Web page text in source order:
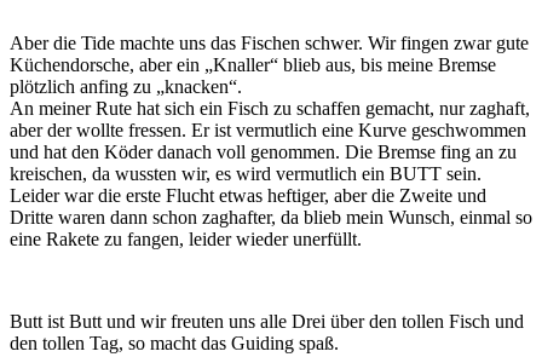
Aber die Tide machte uns das Fischen schwer. Wir fingen zwar gute
Küchendorsche, aber ein „Knaller“ blieb aus, bis meine Bremse
plötzlich anfing zu „knacken“.
An meiner Rute hat sich ein Fisch zu schaffen gemacht, nur zaghaft,
aber der wollte fressen. Er ist vermutlich eine Kurve geschwommen
und hat den Köder danach voll genommen. Die Bremse fing an zu
kreischen, da wussten wir, es wird vermutlich ein BUTT sein.
Leider war die erste Flucht etwas heftiger, aber die Zweite und
Dritte waren dann schon zaghafter, da blieb mein Wunsch, einmal so
eine Rakete zu fangen, leider wieder unerfüllt.
Butt ist Butt und wir freuten uns alle Drei über den tollen Fisch und
den tollen Tag, so macht das Guiding spaß.